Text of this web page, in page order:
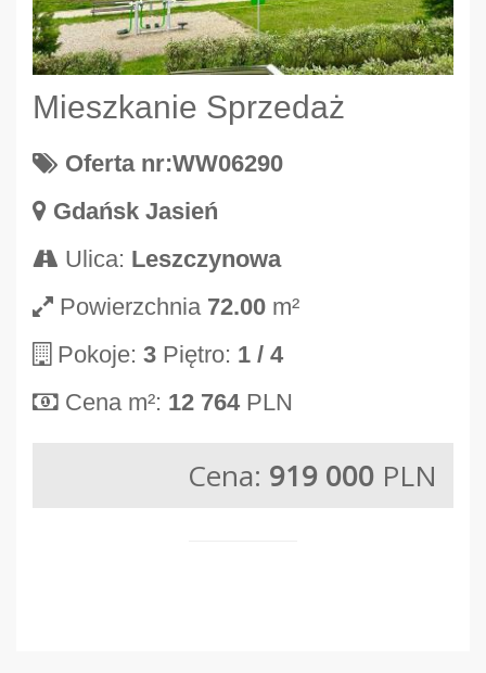
Mieszkanie Sprzedaż
Oferta nr:WW06290
Gdańsk Jasień
Ulica: Leszczynowa
Powierzchnia 72.00 m²
Pokoje: 3 Piętro: 1 / 4
Cena m²: 12 764 PLN
Cena: 919 000 PLN